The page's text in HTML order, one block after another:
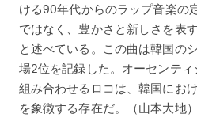
ける90年代からのラップ音楽の
ではなく、豊かさと新しさを表
と述べている。この曲は韓国の
場2位を記録した。オーセンテ
組み合わせるロコは、韓国にお
を象徴する存在だ。（山本大地）